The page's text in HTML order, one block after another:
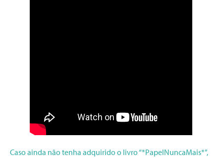
Caso ainda não tenha adquirido o livro “*PapelNuncaMais*”,